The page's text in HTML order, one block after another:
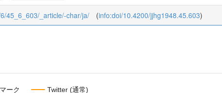
45_6_603/_article/-char/ja/ (info:doi/10.4200/jjhg1948.45.603)
ーク Twitter (通常)